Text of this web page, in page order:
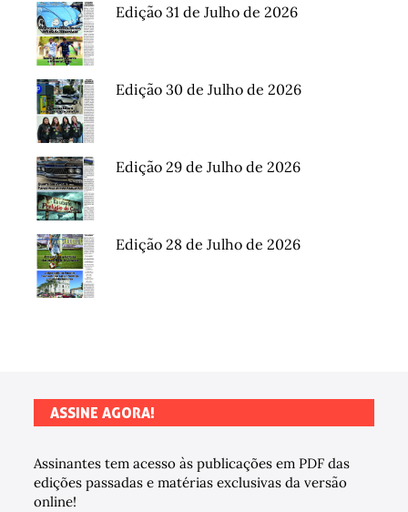
Edição 31 de Julho de 2026
Edição 30 de Julho de 2026
Edição 29 de Julho de 2026
Edição 28 de Julho de 2026
ASSINE AGORA!
Assinantes tem acesso às publicações em PDF das
edições passadas e matérias exclusivas da versão
online!